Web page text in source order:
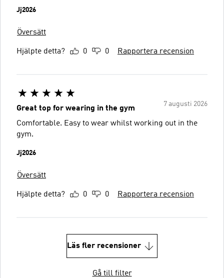
Jj2026
Översätt
Hjälpte detta? 0 0 Rapportera recension
7 augusti 2026
Great top for wearing in the gym
Comfortable. Easy to wear whilst working out in the
gym.
Jj2026
Översätt
Hjälpte detta? 0 0 Rapportera recension
Läs fler recensioner
Gå till filter